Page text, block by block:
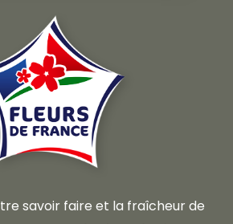
savoir faire et la fraîcheur de